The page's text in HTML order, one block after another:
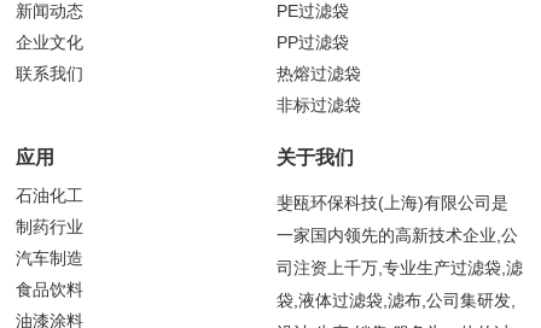
新闻动态
企业文化
联系我们
PE过滤袋
PP过滤袋
热熔过滤袋
非标过滤袋
应用
石油化工
制药行业
汽车制造
食品饮料
油漆涂料
关于我们
斐瓯环保科技(上海)有限公司是
一家国内领先的高新技术企业,公
司注资上千万,专业生产过滤袋,滤
袋,液体过滤袋,滤布,公司集研发,